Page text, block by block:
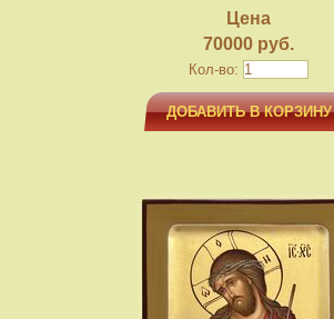
Цена
70000 руб.
Кол-во:
ДОБАВИТЬ В КОРЗИНУ